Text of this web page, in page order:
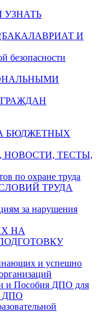
УЗНАТЬ
И
безопасности
БЮДЖЕТНЫХ
НОВОСТИ, ТЕСТЫ,
по охране труда
ТРУДА
за нарушения
НА
и успешно
и Пособия ДПО для
ДПО